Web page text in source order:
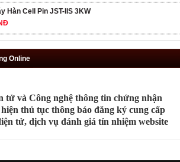
Hàn Cell Pin JST-IIS 3KW
Online
tử và Công nghệ thông tin chứng nhận
thủ tục thông báo đăng ký cung cấp
tử, dịch vụ đánh giá tín nhiệm website